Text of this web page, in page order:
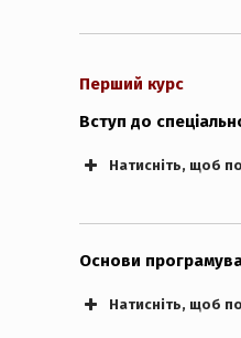
Перший курс
Вступ до
Натисніть, щоб
Основи
Натисніть, щоб